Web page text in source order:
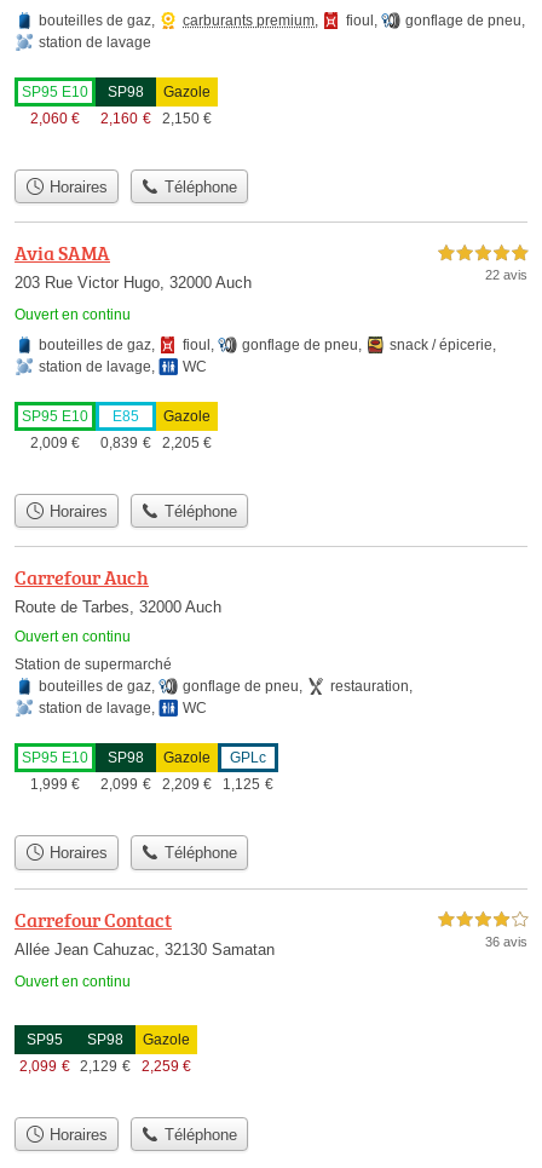
bouteilles de gaz carburants premium fioul gonflage de pneu
station de lavage
SP95 E10
2,060 €
SP98
2,160 €
Gazole
2,150 €
Horaires Téléphone
Avia SAMA
203 Rue Victor Hugo, 32000 Auch
Ouvert en continu
5,0 étoiles sur 5
22 avis
bouteilles de gaz, fioul, gonflage de pneu, snack / épicerie,
station de lavage, WC
SP95 E10
2,009 €
E85
0,839 €
Gazole
2,205 €
Horaires Téléphone
Carrefour Auch
Route de Tarbes, 32000 Auch
Ouvert en continu
Station de supermarché
bouteilles de gaz, gonflage de pneu, restauration,
station de lavage, WC
SP95 E10
1,999 €
SP98
2,099 €
Gazole
2,209 €
GPLc
1,125 €
Horaires Téléphone
Carrefour Contact
Allée Jean Cahuzac, 32130 Samatan
Ouvert en continu
4,0 étoiles sur 5
36 avis
SP95
2,099 €
SP98
2,129 €
Gazole
2,259 €
Horaires Téléphone